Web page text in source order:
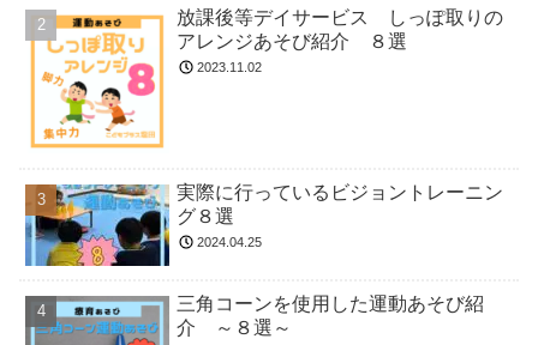
放課後等デイサービス しっぽ取りの
アレンジあそび紹介 ８選
2023.11.02
実際に行っているビジョントレーニン
グ８選
2024.04.25
三角コーンを使用した運動あそび紹
介 ～８選～